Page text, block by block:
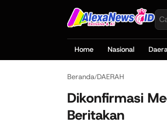
Home Nasional
Beranda/DAERAH
Dikonfirmasi
Beritakan